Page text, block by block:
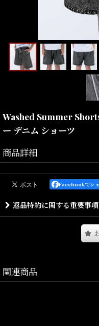
Washed Summer
ー デニム ショーツ
商品詳細
ケミカルWASHが特徴的
生地は夏場にも最適な
強い加工を掛ける事で、独
スッキリとしたボリューム
Facebookでシ
返品特約に関する重要事項
関連商品